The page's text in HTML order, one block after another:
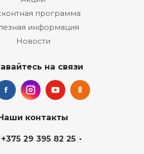
программа
информация
Новости
на связи
контакты
+375 29 395 82 25